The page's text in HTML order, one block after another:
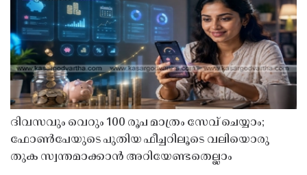
ദിവസവും വെറും 100 രൂപ മാത്രം സേവ് ചെയ്യാം;
ഫോൺപേയുടെ പുതിയ ഫീച്ചറിലൂടെ വലിയൊരു
തുക സ്വന്തമാക്കാൻ അറിയേണ്ടതെല്ലാം